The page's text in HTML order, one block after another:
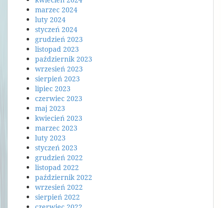
marzec 2024
luty 2024
styczeń 2024
grudzień 2023
listopad 2023
październik 2023
wrzesień 2023
sierpień 2023
lipiec 2023
czerwiec 2023
maj 2023
kwiecień 2023
marzec 2023
luty 2023
styczeń 2023
grudzień 2022
listopad 2022
październik 2022
wrzesień 2022
sierpień 2022